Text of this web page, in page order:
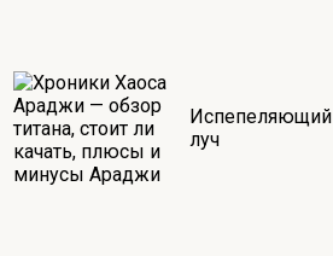
Испепеляющий
луч